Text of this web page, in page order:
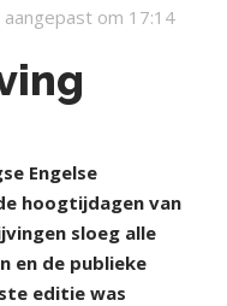
aangepast om 17:14
Engelse
hoogtijdagen van
sloeg alle
en de publieke
editie was